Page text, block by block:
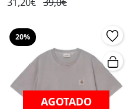
20%
AGOTADO